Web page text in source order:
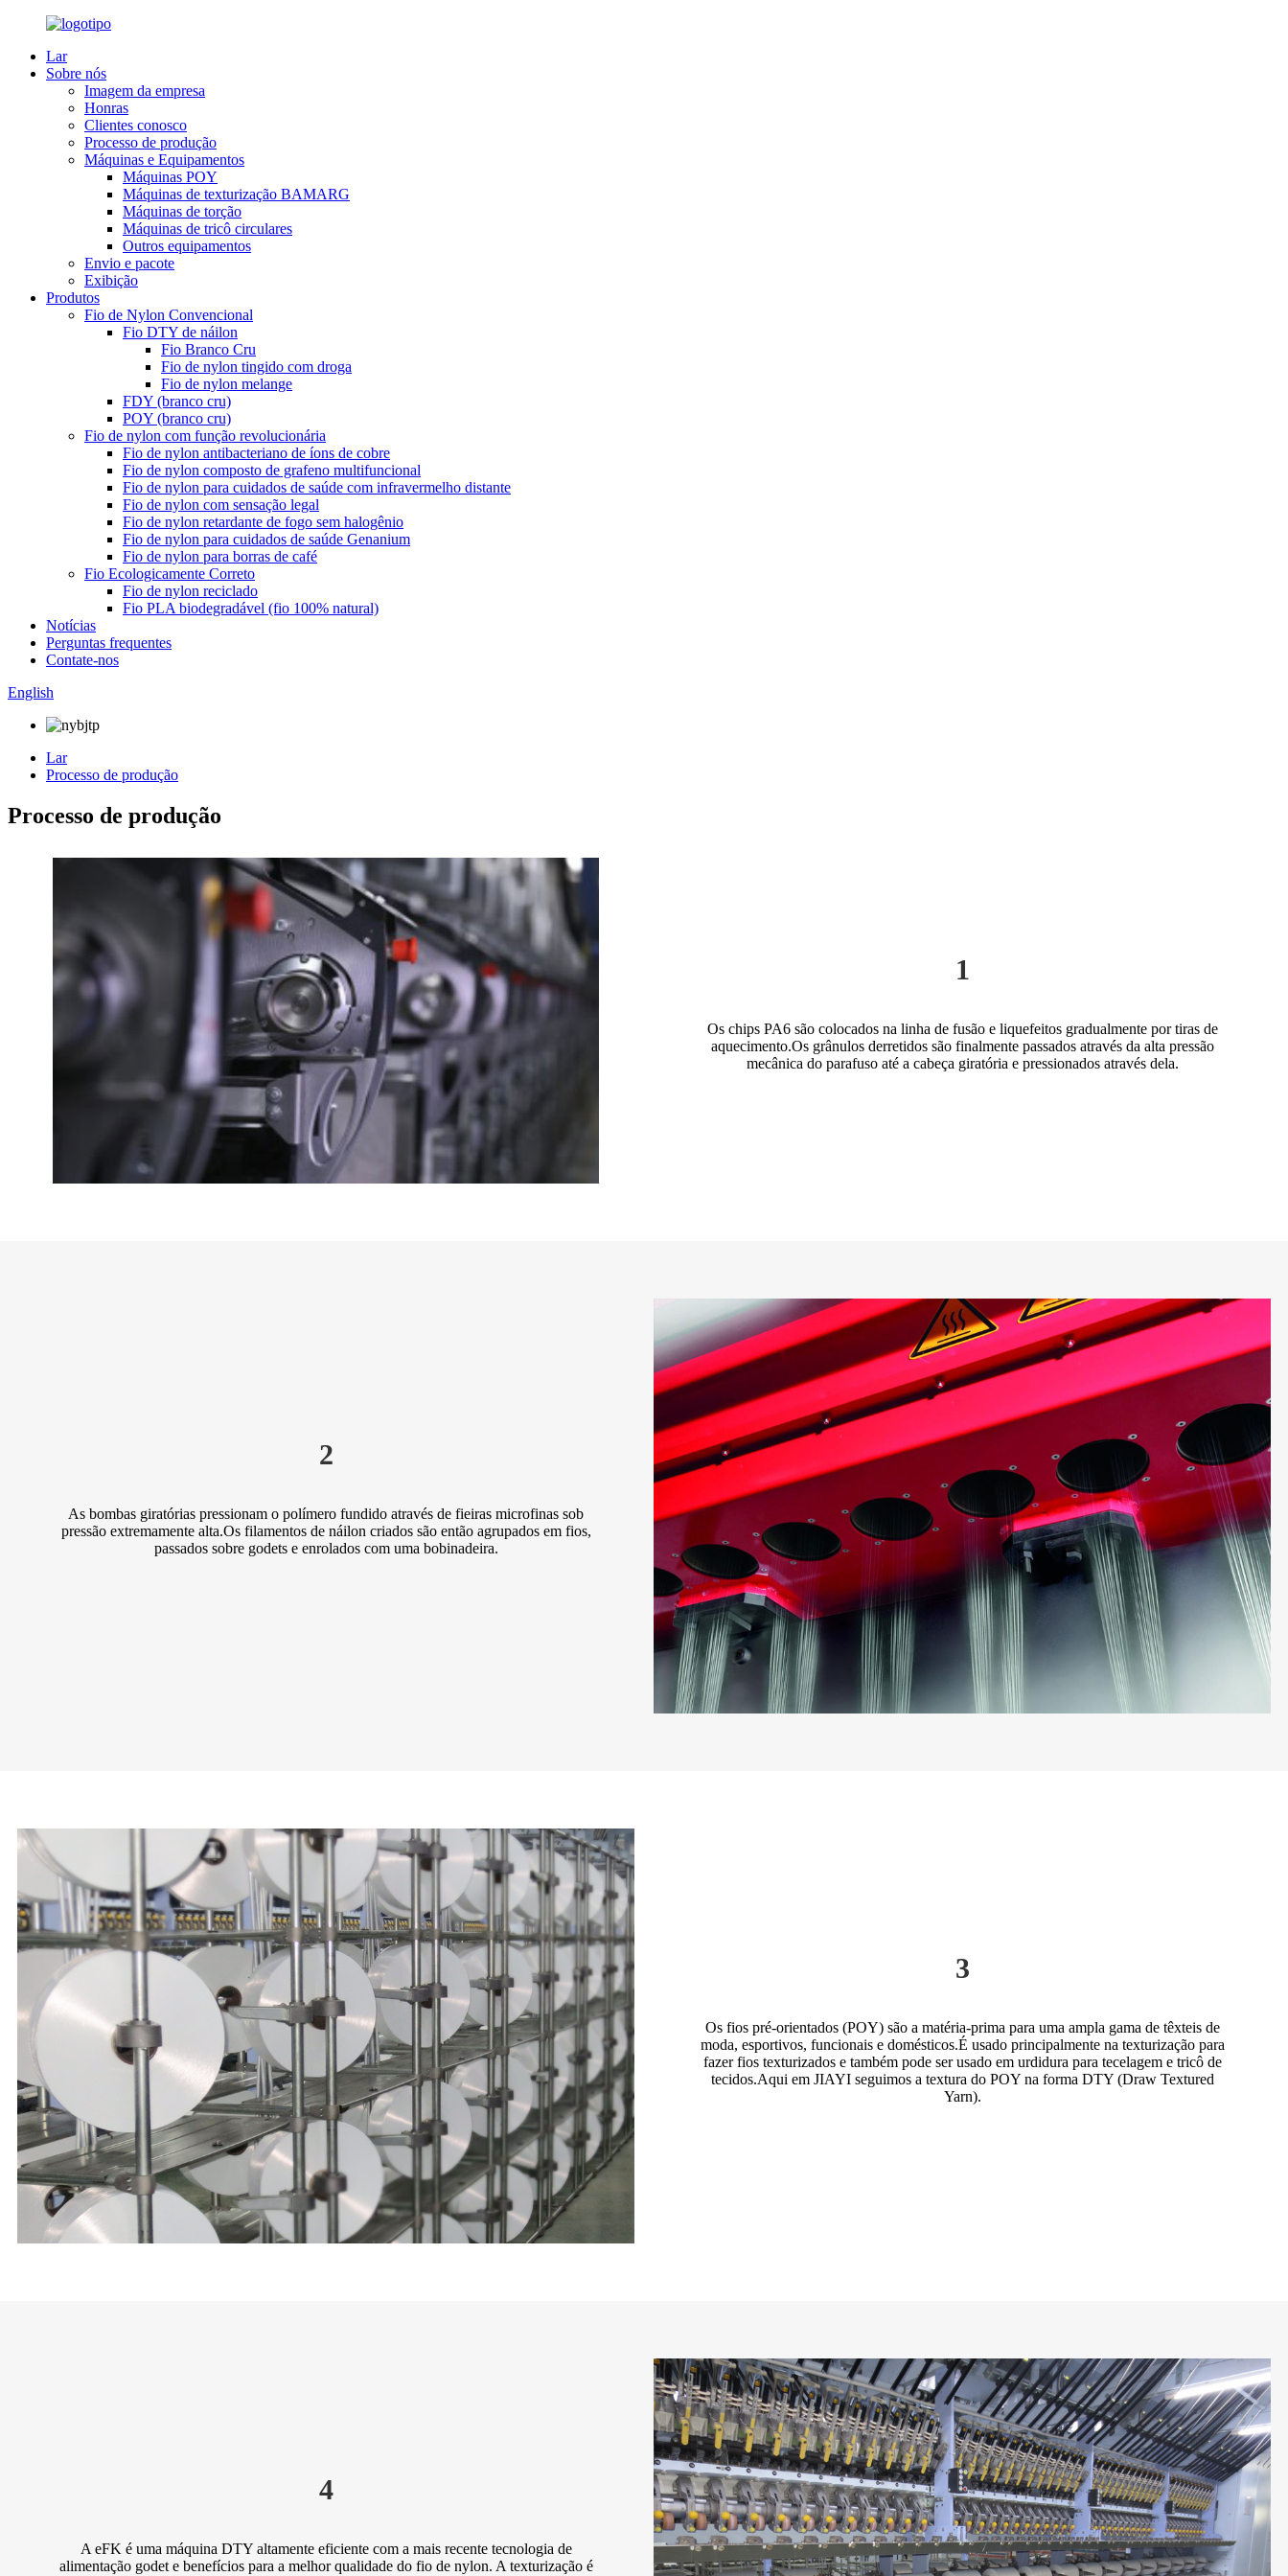
Lar
Sobre nós
Imagem da empresa
Honras
Clientes conosco
Processo de produção
Máquinas e Equipamentos
Máquinas POY
Máquinas de texturização BAMARG
Máquinas de torção
Máquinas de tricô circulares
Outros equipamentos
Envio e pacote
Exibição
Produtos
Fio de Nylon Convencional
Fio DTY de náilon
Fio Branco Cru
Fio de nylon tingido com droga
Fio de nylon melange
FDY (branco cru)
POY (branco cru)
Fio de nylon com função revolucionária
Fio de nylon antibacteriano de íons de cobre
Fio de nylon composto de grafeno multifuncional
Fio de nylon para cuidados de saúde com infravermelho distante
Fio de nylon com sensação legal
Fio de nylon retardante de fogo sem halogênio
Fio de nylon para cuidados de saúde Genanium
Fio de nylon para borras de café
Fio Ecologicamente Correto
Fio de nylon reciclado
Fio PLA biodegradável (fio 100% natural)
Notícias
Perguntas frequentes
Contate-nos
English
Lar
Processo de produção
Processo de produção
1
Os chips PA6 são colocados na linha de fusão e liquefeitos gradualmente por tiras de
aquecimento.Os grânulos derretidos são finalmente passados ​​através da alta pressão
mecânica do parafuso até a cabeça giratória e pressionados através dela.
2
As bombas giratórias pressionam o polímero fundido através de fieiras microfinas sob
pressão extremamente alta.Os filamentos de náilon criados são então agrupados em fios,
passados ​​​​sobre godets e enrolados com uma bobinadeira.
3
Os fios pré-orientados (POY) são a matéria-prima para uma ampla gama de têxteis de
moda, esportivos, funcionais e domésticos.É usado principalmente na texturização para
fazer fios texturizados e também pode ser usado em urdidura para tecelagem e tricô de
tecidos.Aqui em JIAYI seguimos a textura do POY na forma DTY (Draw Textured
Yarn).
4
A eFK é uma máquina DTY altamente eficiente com a mais recente tecnologia de
alimentação godet e benefícios para a melhor qualidade do fio de nylon. A texturização é